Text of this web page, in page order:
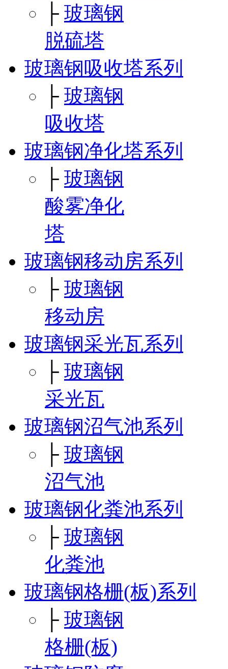
├ 玻璃钢
脱硫塔
玻璃钢吸收塔系列
├ 玻璃钢
吸收塔
玻璃钢净化塔系列
├ 玻璃钢
酸雾净化
塔
玻璃钢移动房系列
├ 玻璃钢
移动房
玻璃钢采光瓦系列
├ 玻璃钢
采光瓦
玻璃钢沼气池系列
├ 玻璃钢
沼气池
玻璃钢化粪池系列
├ 玻璃钢
化粪池
玻璃钢格栅(板)系列
├ 玻璃钢
格栅(板)